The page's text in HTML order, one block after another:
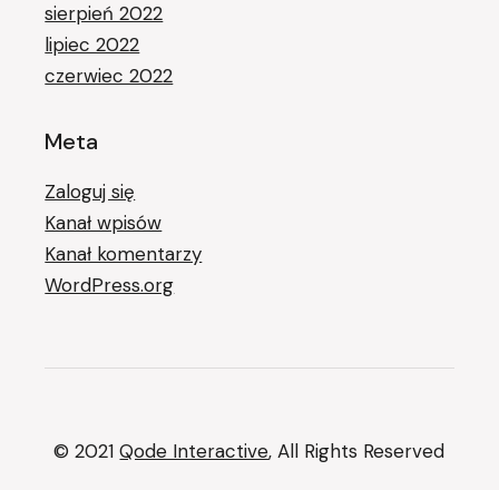
sierpień 2022
lipiec 2022
czerwiec 2022
Meta
Zaloguj się
Kanał wpisów
Kanał komentarzy
WordPress.org
© 2021Qode Interactive, All Rights Reserved